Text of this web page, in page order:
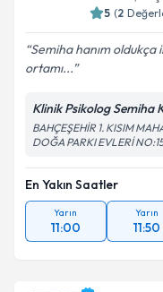
5 (2
Semiha hanım
ortamı...
Klinik Psikolog Semiha
BAHÇEŞEHİR 1. KISIM
DOĞA PARKI EVLERİ
En Yakın Saatler
Yarın
11:00
Yarın
11:50